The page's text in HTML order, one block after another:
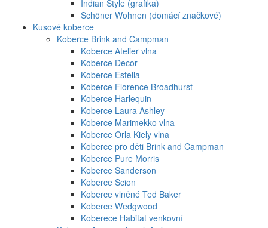
Indian Style (grafika)
Schöner Wohnen (domácí značkové)
Kusové koberce
Koberce Brink and Campman
Koberce Atelier vlna
Koberce Decor
Koberce Estella
Koberce Florence Broadhurst
Koberce Harlequin
Koberce Laura Ashley
Koberce Marimekko vlna
Koberce Orla Kiely vlna
Koberce pro děti Brink and Campman
Koberce Pure Morris
Koberce Sanderson
Koberce Scion
Koberce vlněné Ted Baker
Koberce Wedgwood
Koberece Habitat venkovní